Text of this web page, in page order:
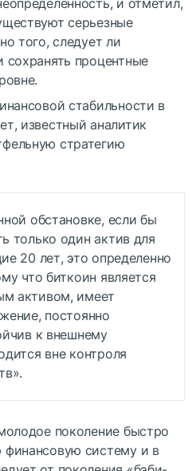
и отметил,
серьезные
того, следует ли
процентные
стабильности в
известный аналитик
стратегию
обстановке, если бы
только один актив для
20 лет, это определенно
что биткоин является
активом, имеет
постоянно
к внешнему
вне контроля
поколение быстро
финансовую систему и в